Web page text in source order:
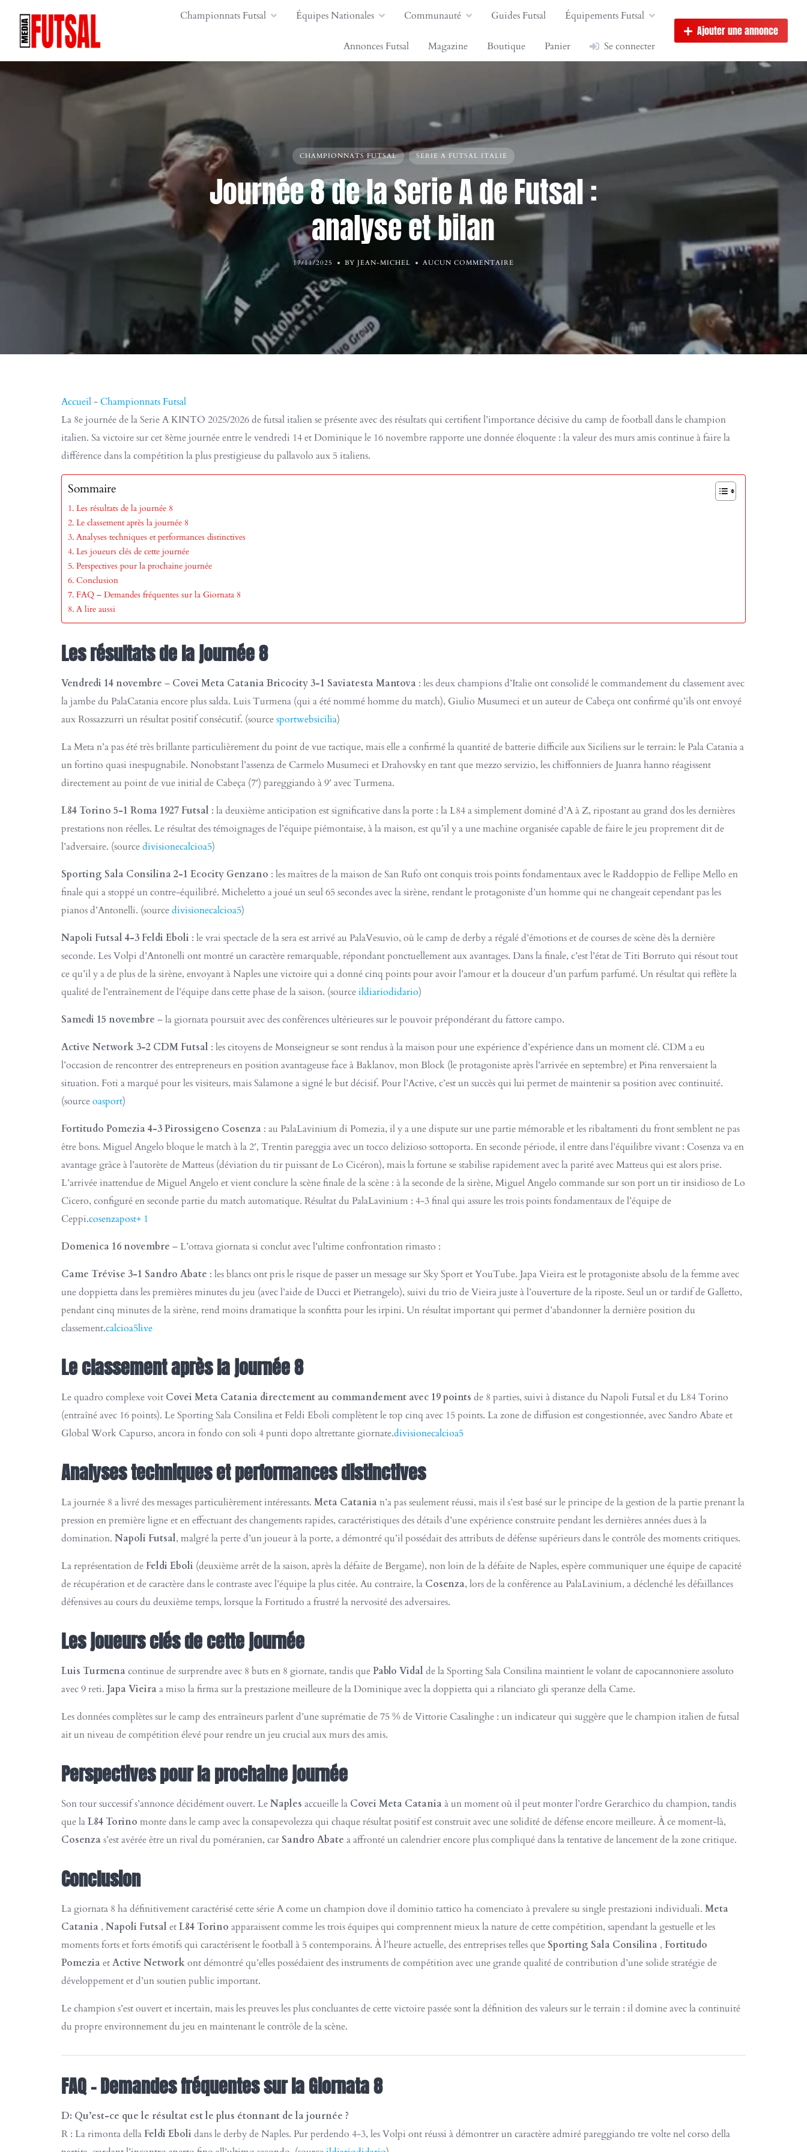
content
Championnats Futsal Équipes Nationales Communauté Guides Futsal Équipements Futsal
Annonces Futsal Magazine Boutique Panier Se connecter
Ajouter une annonce
CHAMPIONNATS FUTSAL SERIE A FUTSAL ITALIE
Journée 8 de la Serie A de Futsal :
analyse et bilan
17/11/2025 BY JEAN-MICHEL AUCUN COMMENTAIRE
Accueil-Championnats Futsal
La 8e journée de la Serie A KINTO 2025/2026 de futsal italien se présente avec des résultats qui certifient l’importance décisive du camp de football dans le champion
italien. Sa victoire sur cet 8ème journée entre le vendredi 14 et Dominique le 16 novembre rapporte une donnée éloquente : la valeur des murs amis continue à faire la
différence dans la compétition la plus prestigieuse du pallavolo aux 5 italiens.
Sommaire
Les résultats de la journée 8
Le classement après la journée 8
Analyses techniques et performances distinctives
Les joueurs clés de cette journée
Perspectives pour la prochaine journée
Conclusion
FAQ – Demandes fréquentes sur la Giornata 8
A lire aussi
Les résultatsde la journée 8
Vendredi 14 novembre – Covei Meta Catania Bricocity 3-1 Saviatesta Mantova : les deux champions d’Italie ont consolidé le commandement du classement avec
la jambe du PalaCatania encore plus salda. Luis Turmena (qui a été nommé homme du match), Giulio Musumeci et un auteur de Cabeça ont confirmé qu’ils ont envoyé
aux Rossazzurri un résultat positif consécutif. (sourcesportwebsicilia)​
La Meta n’a pas été très brillante particulièrement du point de vue tactique, mais elle a confirmé la quantité de batterie difficile aux Siciliens sur le terrain: le Pala Catania a
un fortino quasi inespugnabile. Nonobstant l’assenza de Carmelo Musumeci et Drahovsky en tant que mezzo servizio, les chiffonniers de Juanra hanno réagissent
directement au point de vue initial de Cabeça (7′) pareggiando à 9′ avec Turmena.
L84 Torino 5-1 Roma 1927 Futsal : la deuxième anticipation est significative dans la porte : la L84 a simplement dominé d’A à Z, ripostant au grand dos les dernières
prestations non réelles. Le résultat des témoignages de l’équipe piémontaise, à la maison, est qu’il y a une machine organisée capable de faire le jeu proprement dit de
l’adversaire. (sourcedivisionecalcioa5)​
Sporting Sala Consilina 2-1 Ecocity Genzano : les maîtres de la maison de San Rufo ont conquis trois points fondamentaux avec le Raddoppio de Fellipe Mello en
finale qui a stoppé un contre-équilibré. Micheletto a joué un seul 65 secondes avec la sirène, rendant le protagoniste d’un homme qui ne changeait cependant pas les
pianos d’Antonelli. (sourcedivisionecalcioa5)​
Napoli Futsal 4-3 Feldi Eboli : le vrai spectacle de la sera est arrivé au PalaVesuvio, où le camp de derby a régalé d’émotions et de courses de scène dès la dernière
seconde. Les Volpi d’Antonelli ont montré un caractère remarquable, répondant ponctuellement aux avantages. Dans la finale, c’est l’état de Titi Borruto qui résout tout
ce qu’il y a de plus de la sirène, envoyant à Naples une victoire qui a donné cinq points pour avoir l’amour et la douceur d’un parfum parfumé. Un résultat qui reflète la
qualité de l’entraînement de l’équipe dans cette phase de la saison. (sourceildiariodidario)​
Samedi 15 novembre – la giornata poursuit avec des conférences ultérieures sur le pouvoir prépondérant du fattore campo.
Active Network 3-2 CDM Futsal : les citoyens de Monseigneur se sont rendus à la maison pour une expérience d’expérience dans un moment clé. CDM a eu
l’occasion de rencontrer des entrepreneurs en position avantageuse face à Baklanov, mon Block (le protagoniste après l’arrivée en septembre) et Pina renversaient la
situation. Foti a marqué pour les visiteurs, mais Salamone a signé le but décisif. Pour l’Active, c’est un succès qui lui permet de maintenir sa position avec continuité.
(sourceoasport)​
Fortitudo Pomezia 4-3 Pirossigeno Cosenza : au PalaLavinium di Pomezia, il y a une dispute sur une partie mémorable et les ribaltamenti du front semblent ne pas
être bons. Miguel Angelo bloque le match à la 2′, Trentin pareggia avec un tocco delizioso sottoporta. En seconde période, il entre dans l’équilibre vivant : Cosenza va en
avantage grâce à l’autorète de Matteus (déviation du tir puissant de Lo Cicéron), mais la fortune se stabilise rapidement avec la parité avec Matteus qui est alors prise.
L’arrivée inattendue de Miguel Angelo et vient conclure la scène finale de la scène : à la seconde de la sirène, Miguel Angelo commande sur son port un tir insidioso de Lo
Cicero, configuré en seconde partie du match automatique. Résultat du PalaLavinium : 4-3 final qui assure les trois points fondamentaux de l’équipe de
Ceppi.cosenzapost+ 1
Domenica 16 novembre – L’ottava giornata si conclut avec l’ultime confrontation rimasto :
Came Trévise 3-1 Sandro Abate : les blancs ont pris le risque de passer un message sur Sky Sport et YouTube. Japa Vieira est le protagoniste absolu de la femme avec
une doppietta dans les premières minutes du jeu (avec l’aide de Ducci et Pietrangelo), suivi du trio de Vieira juste à l’ouverture de la riposte. Seul un or tardif de Galletto,
pendant cinq minutes de la sirène, rend moins dramatique la sconfitta pour les irpini. Un résultat important qui permet d’abandonner la dernière position du
classement.calcioa5live
Le classement après la journée 8
Le quadro complexe voit Covei Meta Catania directement au commandement avec 19 points de 8 parties, suivi à distance du Napoli Futsal et du L84 Torino
(entraîné avec 16 points). Le Sporting Sala Consilina et Feldi Eboli complètent le top cinq avec 15 points. La zone de diffusion est congestionnée, avec Sandro Abate et
Global Work Capurso, ancora in fondo con soli 4 punti dopo altrettante giornate.divisionecalcioa5
Analyses techniques et performances distinctives
La journée 8 a livré des messages particulièrement intéressants. Meta Catanian’a pas seulement réussi, mais il s’est basé sur le principe de la gestion de la partie prenant la
pression en première ligne et en effectuant des changements rapides, caractéristiques des détails d’une expérience construite pendant les dernières années dues à la
domination. Napoli Futsal, malgré la perte d’un joueur à la porte, a démontré qu’il possédait des attributs de défense supérieurs dans le contrôle des moments critiques.
La représentation de Feldi Eboli (deuxième arrêt de la saison, après la défaite de Bergame), non loin de la défaite de Naples, espère communiquer une équipe de capacité
de récupération et de caractère dans le contraste avec l’équipe la plus citée. Au contraire, la Cosenza, lors de la conférence au PalaLavinium, a déclenché les défaillances
défensives au cours du deuxième temps, lorsque la Fortitudo a frustré la nervosité des adversaires.
Les joueurs clés de cette journée
Luis Turmenacontinue de surprendre avec 8 buts en 8 giornate, tandis quePablo Vidal de la Sporting Sala Consilina maintient le volant de capocannoniere assoluto
avec 9 reti. Japa Vieiraa miso la firma sur la prestazione meilleure de la Dominique avec la doppietta qui a rilanciato gli speranze della Came.​
Les données complètes sur le camp des entraîneurs parlent d’une suprématie de 75 % de Vittorie Casalinghe : un indicateur qui suggère que le champion italien de futsal
ait un niveau de compétition élevé pour rendre un jeu crucial aux murs des amis.
Perspectives pour la prochaine journée
Son tour successif s’annonce décidément ouvert. LeNaples accueille la Covei Meta Cataniaà un moment où il peut monter l’ordre Gerarchico du champion, tandis
que laL84 Torino monte dans le camp avec la consapevolezza qui chaque résultat positif est construit avec une solidité de défense encore meilleure. À ce moment-là,
Cosenzas’est avérée être un rival du poméranien, car Sandro Abate a affronté un calendrier encore plus compliqué dans la tentative de lancement de la zone critique.
Conclusion
La giornata 8 ha définitivement caractérisé cette série A come un champion dove il dominio tattico ha comenciato à prevalere su single prestazioni individuali. Meta
Catania , Napoli Futsal etL84 Torino apparaissent comme les trois équipes qui comprennent mieux la nature de cette compétition, sapendant la gestuelle et les
moments forts et forts émotifs qui caractérisent le football à 5 ​​contemporains. À l’heure actuelle, des entreprises telles que Sporting Sala Consilina , Fortitudo
PomeziaetActive Networkont ​​démontré qu’elles possédaient des instruments de compétition avec une grande qualité de contribution d’une solide stratégie de
développement et d’un soutien public important.
Le champion s’est ouvert et incertain, mais les preuves les plus concluantes de cette victoire passée sont la définition des valeurs sur le terrain : il domine avec la continuité
du propre environnement du jeu en maintenant le contrôle de la scène.
FAQ – Demandes fréquentes sur la Giornata 8
D: Qu’est-ce que le résultat est le plus étonnant de la journée ?
R : La rimonta della Feldi Eboli dans le derby de Naples. Pur perdendo 4-3, les Volpi ont réussi à démontrer un caractère admiré pareggiando tre volte nel corso della